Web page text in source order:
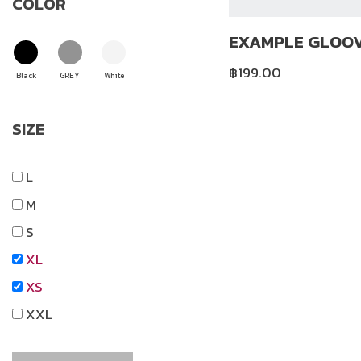
Black GREY White
SIZE
L
M
S
XL
XS
XXL
EXAMPLE
฿199.00